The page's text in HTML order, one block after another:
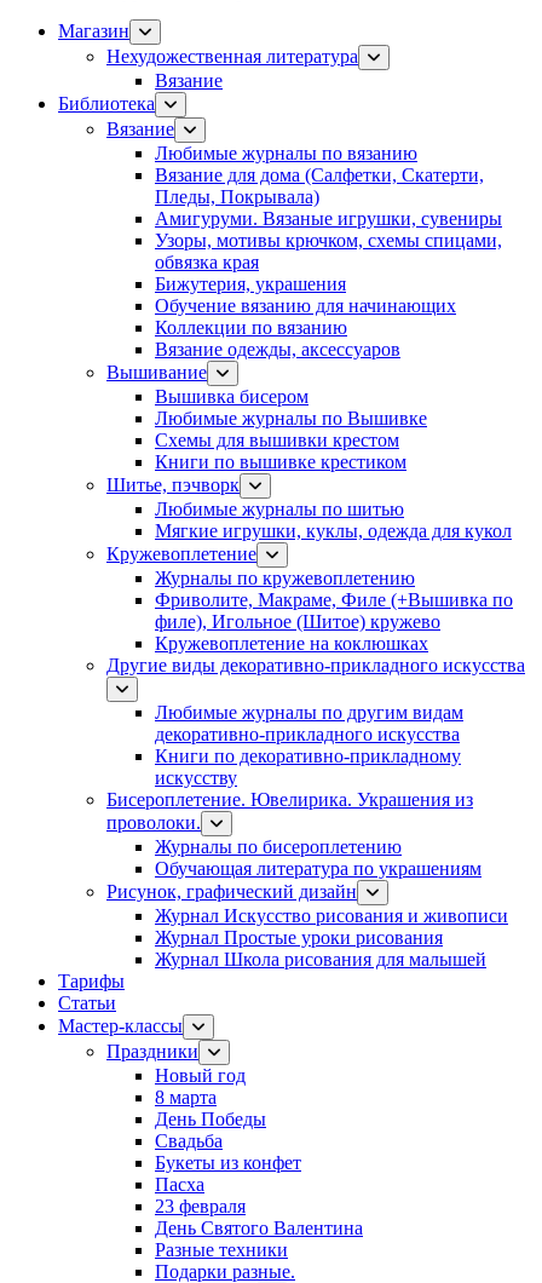
Магазин
Нехудожественная литература
Вязание
Библиотека
Вязание
Любимые журналы по вязанию
Вязание для дома (Салфетки, Скатерти,
Пледы, Покрывала)
Амигуруми. Вязаные игрушки, сувениры
Узоры, мотивы крючком, схемы спицами,
обвязка края
Бижутерия, украшения
Обучение вязанию для начинающих
Коллекции по вязанию
Вязание одежды, аксессуаров
Вышивание
Вышивка бисером
Любимые журналы по Вышивке
Схемы для вышивки крестом
Книги по вышивке крестиком
Шитье, пэчворк
Любимые журналы по шитью
Мягкие игрушки, куклы, одежда для кукол
Кружевоплетение
Журналы по кружевоплетению
Фриволите, Макраме, Филе (+Вышивка по
филе), Игольное (Шитое) кружево
Кружевоплетение на коклюшках
Другие виды декоративно-прикладного искусства
Любимые журналы по другим видам
декоративно-прикладного искусства
Книги по декоративно-прикладному
искусству
Бисероплетение. Ювелирика. Украшения из
проволоки.
Журналы по бисероплетению
Обучающая литература по украшениям
Рисунок, графический дизайн
Журнал Искусство рисования и живописи
Журнал Простые уроки рисования
Журнал Школа рисования для малышей
Тарифы
Статьи
Мастер-классы
Праздники
Новый год
8 марта
День Победы
Свадьба
Букеты из конфет
Пасха
23 февраля
День Святого Валентина
Разные техники
Подарки разные.